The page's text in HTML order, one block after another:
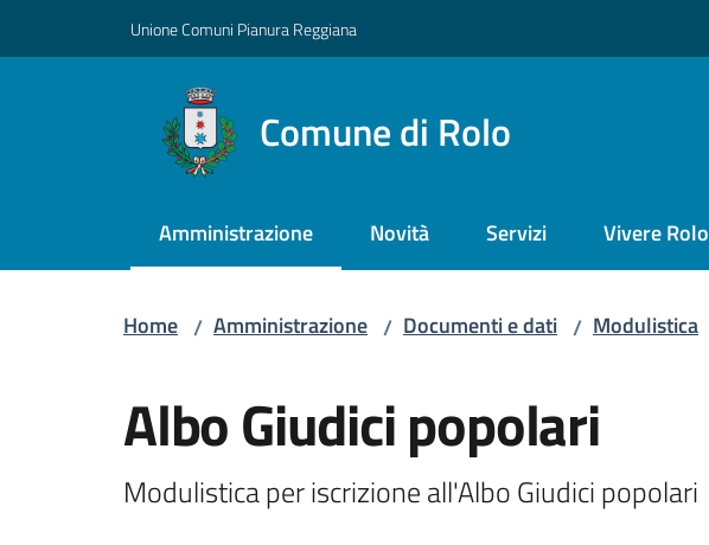
Unione Comuni Pianura Reggiana
Comune di Rolo
Amministrazione
Menu selezionato Novità Servizi Vivere Rolo
Home / Amministrazione / Documenti e dati / Modulistica
Albo Giudici popolari
Modulistica per iscrizione all'Albo Giudici popolari